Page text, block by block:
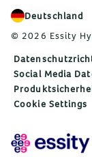
Deutschland
© 2026 Essity
Social Media
Cookie Settings